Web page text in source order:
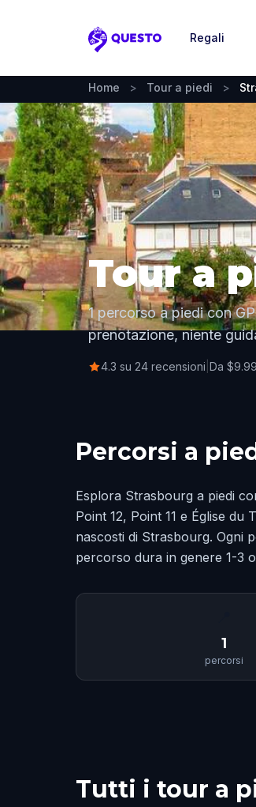
Questo
Regali
Home > Tour a piedi >
Tour a
1 percorso a piedi con
prenotazione, niente
4.3 su 24 recensioni Da $9.99
Percorsi a
Esplora Strasbourg a piedi
Point 12, Point 11 e Église
nascosti di Strasbourg. Ogni
percorso dura in genere 1-3
1
percorsi
Tutti i tour a